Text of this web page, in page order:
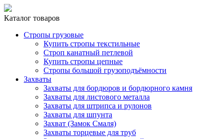
Каталог товаров
Стропы грузовые
Купить стропы текстильные
Строп канатный петлевой
Купить стропы цепные
Стропы большой грузоподъёмности
Захваты
Захваты для бордюров и бордюрного камня
Захваты для листового металла
Захваты для штрипса и рулонов
Захваты для шпунта
Захват (Замок Смаля)
Захваты торцевые для труб